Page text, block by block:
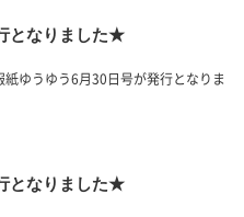
となりました★
ゆうゆう6月30日号が発行となりま
となりました★